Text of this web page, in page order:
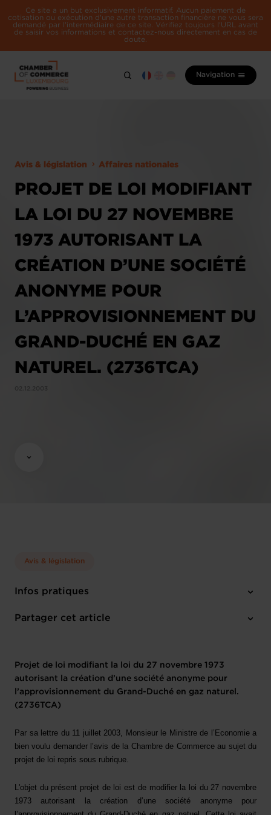
Ce site a un but exclusivement informatif. Aucun paiement de
cotisation ou exécution d'une autre transaction financière ne vous sera
demandé par l'intermédiaire de ce site. Vérifiez toujours l'URL avant
de saisir vos informations et contactez-nous directement en cas de
doute.
Navigation
Avis & législation Affaires nationales
PROJET DE LOI MODIFIANT
LA LOI DU 27 NOVEMBRE
1973 AUTORISANT LA
CRÉATION D’UNE SOCIÉTÉ
ANONYME POUR
L’APPROVISIONNEMENT DU
GRAND-DUCHÉ EN GAZ
NATUREL. (2736TCA)
Avis & législation
Infos pratiques
Partager cet article
Projet de loi modifiant la loi du 27 novembre 1973
autorisant la création d’une société anonyme pour
l’approvisionnement du Grand-Duché en gaz naturel.
(2736TCA)
Par sa lettre du 11 juillet 2003, Monsieur le Ministre de l’Economie a
bien voulu demander l’avis de la Chambre de Commerce au sujet du
projet de loi repris sous rubrique.
L'objet du présent projet de loi est de modifier la loi du 27 novembre
1973 autorisant la création d’une société anonyme pour